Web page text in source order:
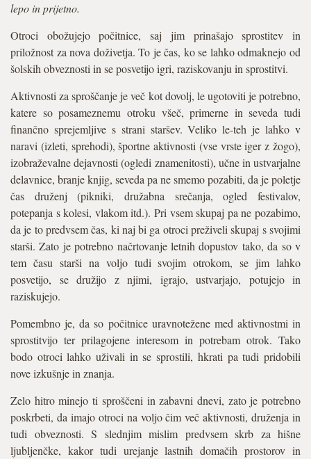
lepo in prijetno.
Otroci obožujejo počitnice, saj jim prinašajo sprostitev in
priložnost za nova doživetja. To je čas, ko se lahko odmaknejo od
šolskih obveznosti in se posvetijo igri, raziskovanju in sprostitvi.
Aktivnosti za sproščanje je več kot dovolj, le ugotoviti je potrebno,
katere so posameznemu otroku všeč, primerne in seveda tudi
finančno sprejemljive s strani staršev. Veliko le-teh je lahko v
naravi (izleti, sprehodi), športne aktivnosti (vse vrste iger z žogo),
izobraževalne dejavnosti (ogledi znamenitosti), učne in ustvarjalne
delavnice, branje knjig, seveda pa ne smemo pozabiti, da je poletje
čas druženj (pikniki, družabna srečanja, ogled festivalov,
potepanja s kolesi, vlakom itd.). Pri vsem skupaj pa ne pozabimo,
da je to predvsem čas, ki naj bi ga otroci preživeli skupaj s svojimi
starši. Zato je potrebno načrtovanje letnih dopustov tako, da so v
tem času starši na voljo tudi svojim otrokom, se jim lahko
posvetijo, se družijo z njimi, igrajo, ustvarjajo, potujejo in
raziskujejo.
Pomembno je, da so počitnice uravnotežene med aktivnostmi in
sprostitvijo ter prilagojene interesom in potrebam otrok. Tako
bodo otroci lahko uživali in se sprostili, hkrati pa tudi pridobili
nove izkušnje in znanja.
Zelo hitro minejo ti sproščeni in zabavni dnevi, zato je potrebno
poskrbeti, da imajo otroci na voljo čim več aktivnosti, druženja in
tudi obveznosti. S slednjim mislim predvsem skrb za hišne
ljubljenčke, kakor tudi urejanje lastnih domačih prostorov in